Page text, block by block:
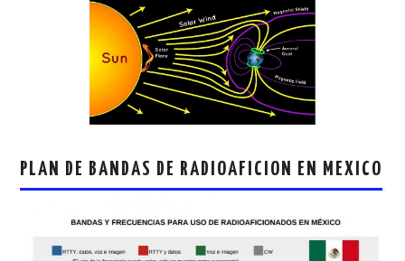
PLAN DE BANDAS DE RADIOAFICION EN MEXICO